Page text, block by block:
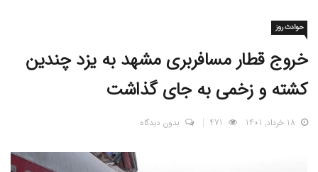
حوادث روز
خروج قطار مسافربری مشهد به یزد چندین
کشته و زخمی به جای گذاشت
18 خرداد, 1401 بدون دیدگاه